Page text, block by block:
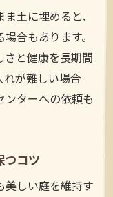
土に埋めると、
合もあります。
と健康を長期間
が難しい場合
ターへの依頼も
つコツ
美しい庭を維持す